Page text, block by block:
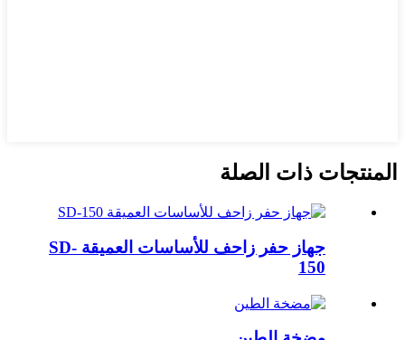
المنتجات ذات الصلة
جهاز حفر زاحف للأساسات العميقة SD-
150